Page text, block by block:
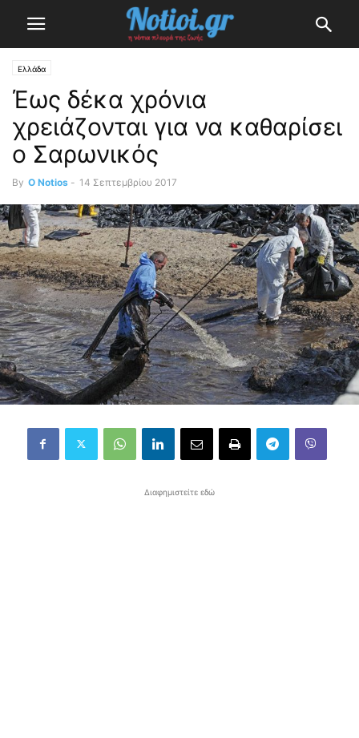
Ελλάδα
Έως δέκα χρόνια
χρειάζονται για να καθαρίσει
ο Σαρωνικός
By O Notios - 14 Σεπτεμβρίου 2017
Διαφημιστείτε εδώ